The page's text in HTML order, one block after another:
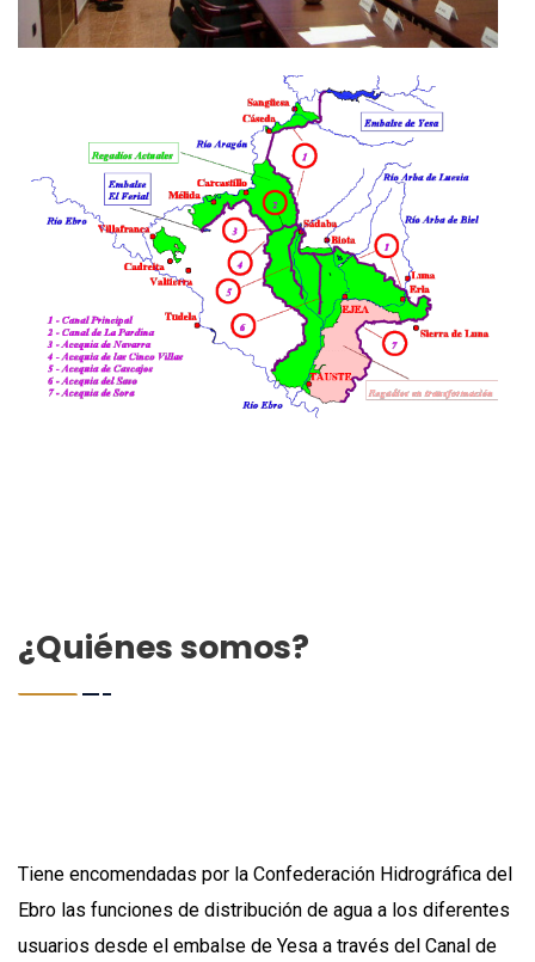
¿Quiénes somos?
Tiene encomendadas por la Confederación Hidrográfica del
Ebro las funciones de distribución de agua a los diferentes
usuarios desde el embalse de Yesa a través del Canal de